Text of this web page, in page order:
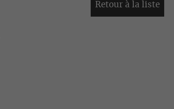
Retour à la liste